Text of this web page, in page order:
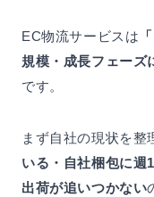
EC物流サービスは
規模・成長フェーズ
です。
まず自社の現状を整
いる・自社梱包に週
出荷が追いつかない